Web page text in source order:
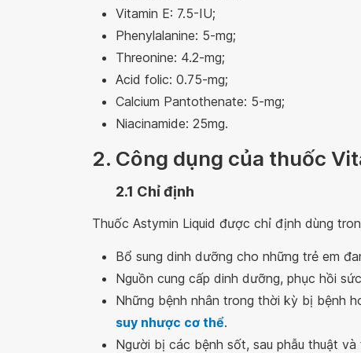
Vitamin E: 7.5-IU;
Phenylalanine: 5-mg;
Threonine: 4.2-mg;
Acid folic: 0.75-mg;
Calcium Pantothenate: 5-mg;
Niacinamide: 25mg.
2. Công dụng của thuốc
2.1 Chỉ định
Thuốc Astymin Liquid được chỉ định dùng
Bổ sung dinh dưỡng cho những trẻ em
Nguồn cung cấp dinh dưỡng, phục hồi
Những bệnh nhân trong thời kỳ bị bệnh
suy nhược cơ thể.
Người bị các bệnh sốt, sau phẫu thuật